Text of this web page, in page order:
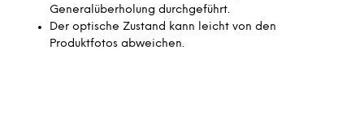
Generalüberholung durchgeführt.
Der optische Zustand kann leicht von den
Produktfotos abweichen.